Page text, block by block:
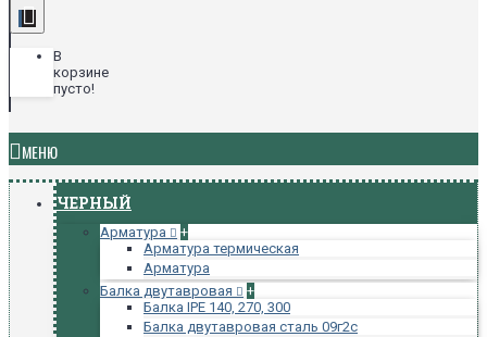
В
корзине
пусто!
МЕНЮ
ЧЕРНЫЙ
Арматура
+
Арматура термическая
Арматура
Балка двутавровая
+
Балка IPE 140, 270, 300
Балка двутавровая сталь 09г2с